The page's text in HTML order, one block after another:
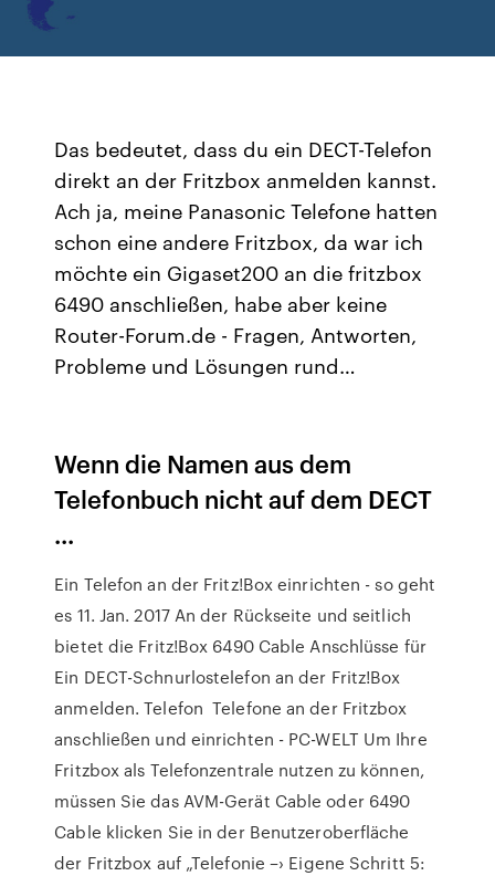
Das bedeutet, dass du ein DECT-Telefon
direkt an der Fritzbox anmelden kannst.
Ach ja, meine Panasonic Telefone hatten
schon eine andere Fritzbox, da war ich
möchte ein Gigaset200 an die fritzbox
6490 anschließen, habe aber keine
Router-Forum.de - Fragen, Antworten,
Probleme und Lösungen rund…
Wenn die Namen aus dem
Telefonbuch nicht auf dem DECT
...
Ein Telefon an der Fritz!Box einrichten - so geht
es 11. Jan. 2017 An der Rückseite und seitlich
bietet die Fritz!Box 6490 Cable Anschlüsse für
Ein DECT-Schnurlostelefon an der Fritz!Box
anmelden. Telefon Telefone an der Fritzbox
anschließen und einrichten - PC-WELT Um Ihre
Fritzbox als Telefonzentrale nutzen zu können,
müssen Sie das AVM-Gerät Cable oder 6490
Cable klicken Sie in der Benutzeroberfläche
der Fritzbox auf „Telefonie –› Eigene Schritt 5: